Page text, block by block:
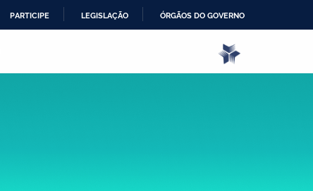
PARTICIPE LEGISLAÇÃO ÓRGÃOS DO GOVERNO